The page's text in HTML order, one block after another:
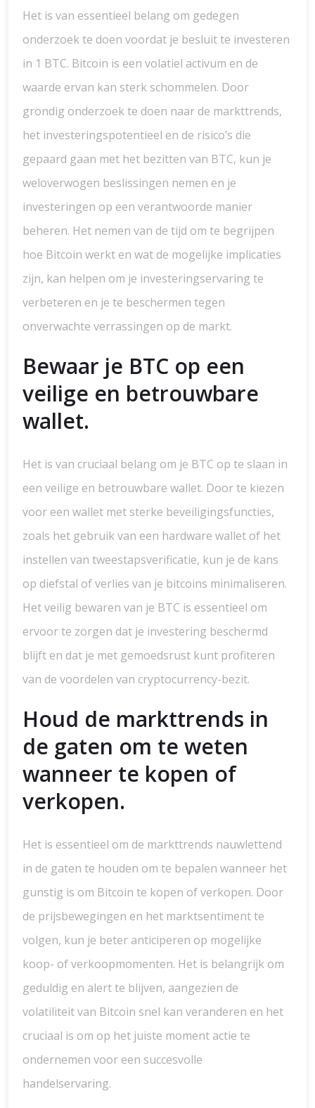
Het is van essentieel belang om gedegen
onderzoek te doen voordat je besluit te investeren
in 1 BTC. Bitcoin is een volatiel activum en de
waarde ervan kan sterk schommelen. Door
grondig onderzoek te doen naar de markttrends,
het investeringspotentieel en de risico’s die
gepaard gaan met het bezitten van BTC, kun je
weloverwogen beslissingen nemen en je
investeringen op een verantwoorde manier
beheren. Het nemen van de tijd om te begrijpen
hoe Bitcoin werkt en wat de mogelijke implicaties
zijn, kan helpen om je investeringservaring te
verbeteren en je te beschermen tegen
onverwachte verrassingen op de markt.
Bewaar je BTC op een
veilige en betrouwbare
wallet.
Het is van cruciaal belang om je BTC op te slaan in
een veilige en betrouwbare wallet. Door te kiezen
voor een wallet met sterke beveiligingsfuncties,
zoals het gebruik van een hardware wallet of het
instellen van tweestapsverificatie, kun je de kans
op diefstal of verlies van je bitcoins minimaliseren.
Het veilig bewaren van je BTC is essentieel om
ervoor te zorgen dat je investering beschermd
blijft en dat je met gemoedsrust kunt profiteren
van de voordelen van cryptocurrency-bezit.
Houd de markttrends in
de gaten om te weten
wanneer te kopen of
verkopen.
Het is essentieel om de markttrends nauwlettend
in de gaten te houden om te bepalen wanneer het
gunstig is om Bitcoin te kopen of verkopen. Door
de prijsbewegingen en het marktsentiment te
volgen, kun je beter anticiperen op mogelijke
koop- of verkoopmomenten. Het is belangrijk om
geduldig en alert te blijven, aangezien de
volatiliteit van Bitcoin snel kan veranderen en het
cruciaal is om op het juiste moment actie te
ondernemen voor een succesvolle
handelservaring.